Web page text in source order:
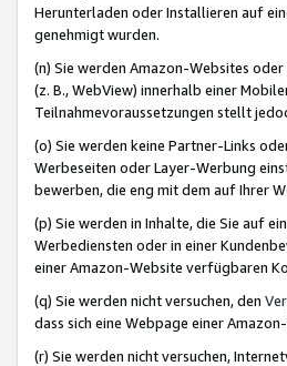
Herunterladen oder Installieren auf
genehmigt wurden.
(n) Sie werden Amazon-Websites
(z. B., WebView) innerhalb einer
Teilnahmevoraussetzungen stellt
(o) Sie werden keine Partner-Links
Werbeseiten oder Layer-Werbung
bewerben, die eng mit dem auf Ihrer
(p) Sie werden in Inhalte, die Sie auf
Werbediensten oder in einer
einer Amazon-Website verfügbaren
(q) Sie werden nicht versuchen, den
dass sich eine Webpage einer
(r) Sie werden nicht versuchen,